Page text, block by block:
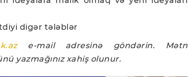
digər tələblər
e-mail adresinə göndərin. Mətn
yazmağınız xahiş olunur.